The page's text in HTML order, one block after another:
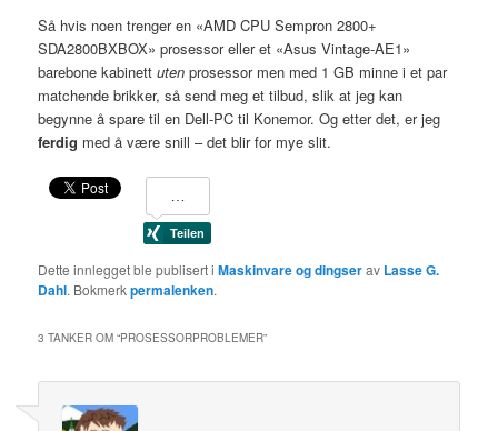
Så hvis noen trenger en «AMDCPUSempron 2800+
SDA2800BXBOX» prosessor eller et «Asus Vintage-AE1»
barebone kabinettuten prosessor men med 1 GB minne i et par
matchende brikker, så send meg et tilbud, slik at jeg kan
begynne å spare til en Dell-PC til Konemor. Og etter det, er jeg
ferdig med å være snill – det blir for mye slit.
Dette innlegget ble publisert iMaskinvare og dingserav Lasse G.
Dahl. Bokmerkpermalenken.
3 TANKER OM “PROSESSORPROBLEMER”